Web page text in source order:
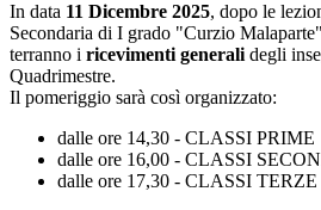
In data 11 Dicembre 2025, dopo le
Secondaria di I grado "Curzio
terranno i ricevimenti generali degli
Quadrimestre.
Il pomeriggio sarà così organizzato:
dalle ore 14,30 - CLASSI PRIME
dalle ore 16,00 - CLASSI
dalle ore 17,30 - CLASSI TERZE